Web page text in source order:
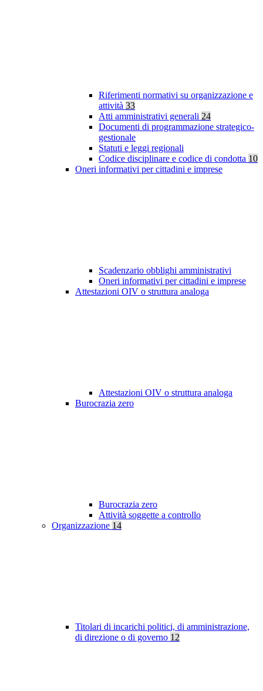
Riferimenti normativi su organizzazione e
attività 33
Atti amministrativi generali 24
Documenti di programmazione strategico-
gestionale
Statuti e leggi regionali
Codice disciplinare e codice di condotta 10
Oneri informativi per cittadini e imprese
Scadenzario obblighi amministrativi
Oneri informativi per cittadini e imprese
Attestazioni OIV o struttura analoga
Attestazioni OIV o struttura analoga
Burocrazia zero
Burocrazia zero
Attività soggette a controllo
Organizzazione 14
Titolari di incarichi politici, di amministrazione,
di direzione o di governo 12